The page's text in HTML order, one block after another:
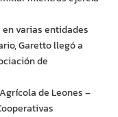
varias entidades
Garetto llegó a
de
de Leones –